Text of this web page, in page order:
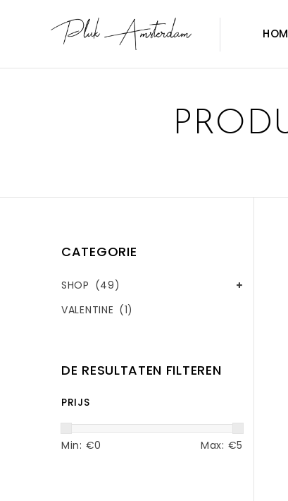
CATEGORIE
SHOP (49)
VALENTINE (1)
DE RESULTATEN FILTEREN
PRIJS
Min: €0 Max: €5